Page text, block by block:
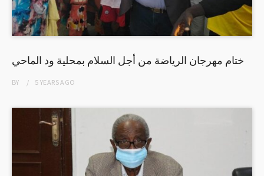
ختام مهرجان الرياضة من أجل السلام بمحلية ود الماحي
BY 5 YEARSAGO